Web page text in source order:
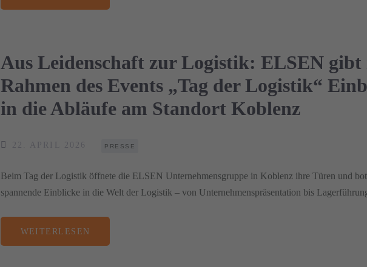
Aus Leidenschaft zur Logistik: ELSEN gibt
Rahmen des Events „Tag der Logistik“
in die Abläufe am Standort Koblenz
22. APRIL 2026 PRESSE
Beim Tag der Logistik öffnete die ELSEN Unternehmensgruppe in Koblenz ihre Türen und
spannende Einblicke in die Welt der Logistik – von Unternehmenspräsentation bis
WEITERLESEN